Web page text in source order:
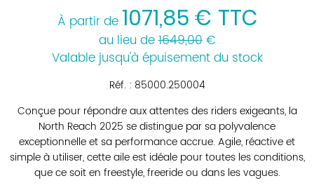
À partir de 1071,85 € TTC
au lieu de1649,00€
Valable jusqu'à épuisement du stock
Réf. : 85000.250004
Conçue pour répondre aux attentes des riders exigeants, la
North Reach 2025 se distingue par sa polyvalence
exceptionnelle et sa performance accrue. Agile, réactive et
simple à utiliser, cette aile est idéale pour toutes les conditions,
que ce soit en freestyle, freeride ou dans les vagues.